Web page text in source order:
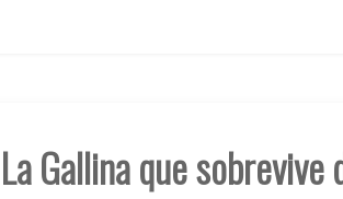
Gallina que sobrevive